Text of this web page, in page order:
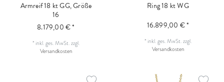
Armreif 18 kt GG, Größe
16
8.179,00 € *
* inkl. ges. MwSt.zzgl.
Versandkosten
Ring 18 kt WG
16.899,00 € *
* inkl. ges. MwSt.zzgl.
Versandkosten